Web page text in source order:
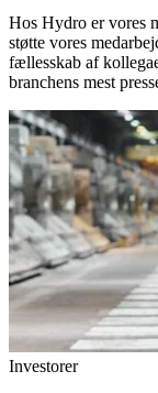
Hos Hydro er vores
støtte vores
fællesskab af
branchens mest
Investorer